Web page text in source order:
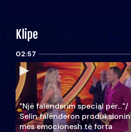
Klipe
02:57
"Një falenderim special për…"/
Selin falënderon produksionin
mes emocionesh të forta